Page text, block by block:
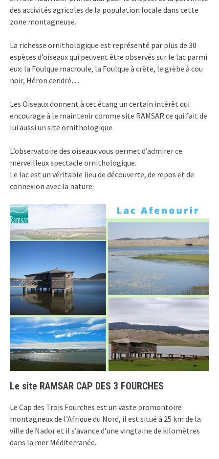
des activités agricoles de la population locale dans cette
zone montagneuse.
La richesse ornithologique est représenté par plus de 30
espèces d’oiseaux qui peuvent être observés sur le lac parmi
eux: la Foulque macroule, la Foulque à crête, le grèbe à cou
noir, Héron cendré…
Les Oiseaux donnent à cet étang un certain intérêt qui
encourage à le maintenir comme site RAMSAR ce qui fait de
lui aussi un site ornithologique.
L’observatoire des oiseaux vous permet d’admirer ce
merveilleux spectacle ornithologique.
Le lac est un véritable lieu de découverte, de repos et de
connexion avec la nature.
Le site RAMSAR CAP DES 3 FOURCHES
Le Cap des Trois Fourches est un vaste promontoire
montagneux de l’Afrique du Nord, il est situé à 25 km de la
ville de Nador et il s’avance d’une vingtaine de kilomètres
dans la mer Méditerranée.